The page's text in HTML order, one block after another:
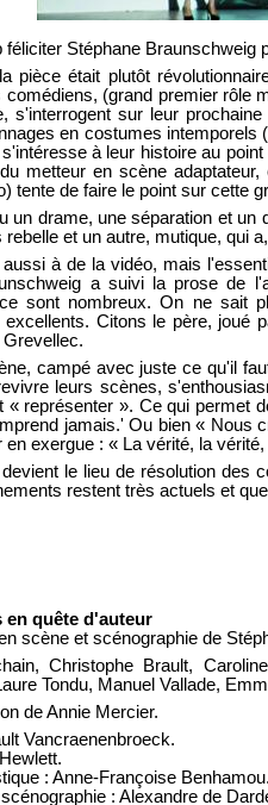
féliciter Stéphane Braunschweig
pièce était plutôt
comédiens, (grand premier rôle
s'interrogent sur leur
en costumes intemporels
à leur histoire au
metteur en scène
tente de faire le point sur cette
un drame, une séparation et un
rebelle et un autre, mutique, qui
à de la vidéo, mais
a suivi la prose de
sont nombreux. On ne sait
Citons le père, joué
campé avec juste ce qu'il
leurs scènes,
« représenter ». Ce qui permet
jamais.' Ou bien « Nous
en exergue : « La vérité, la
devient le lieu de résolution
restent très actuels et
en quête d'auteur
scène et scénographie de
Christophe Brault,
Tondu, Manuel Vallade,
de Annie Mercier.
Vancraenenbroeck.
: Anne-Françoise Benhamou.
: Alexandre de